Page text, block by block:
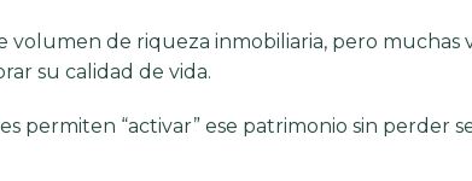
volumen de riqueza inmobiliaria, pero muchas
su calidad de vida.
permiten “activar” ese patrimonio sin perder